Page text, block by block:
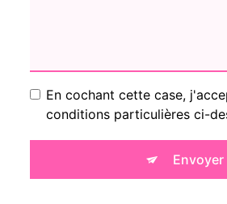
En cochant cette case,
conditions particulières ci-
Envoyer